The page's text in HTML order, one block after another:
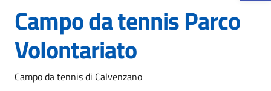
Campo da tennis Parco
Volontariato
Campo da tennis di Calvenzano